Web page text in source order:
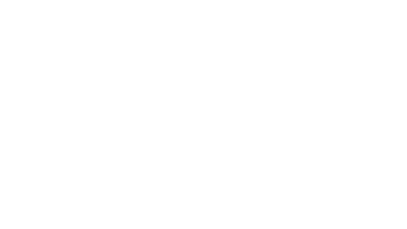
una nueva ventana)